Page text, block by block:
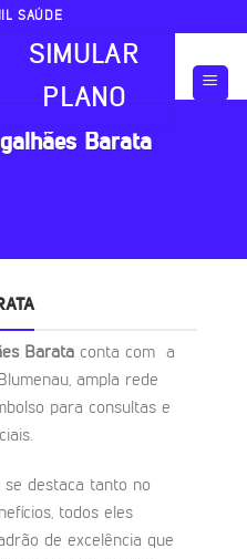
SAÚDE
SIMULAR
PLANO
Barata
Barata conta com a
ampla rede
para consultas e
se destaca tanto no
todos eles
de excelência que